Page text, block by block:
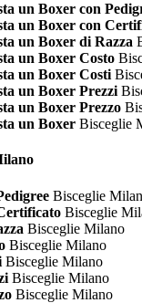
un Boxer con
un Boxer con
un Boxer di Razza
un Boxer Costo
un Boxer Costi
un Boxer Prezzi
un Boxer Prezzo
un Boxer Bisceglie
Bisceglie
Bisceglie
Bisceglie Milano
Bisceglie Milano
Bisceglie Milano
Bisceglie Milano
Bisceglie Milano